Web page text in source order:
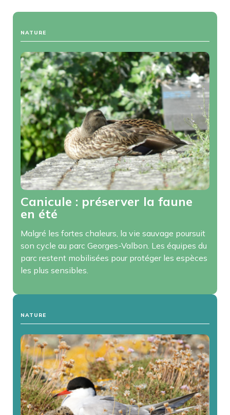
NATURE
Canicule : préserver la faune
en été
Malgré les fortes chaleurs, la vie sauvage poursuit
son cycle au parc Georges-Valbon. Les équipes du
parc restent mobilisées pour protéger les espèces
les plus sensibles.
NATURE